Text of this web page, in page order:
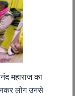
महाराज का
लोग उनसे